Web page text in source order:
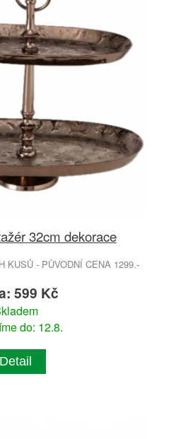
32cm dekorace
KUSŮ - PŮVODNÍ CENA 1299.-
599 Kč
do: 12.8.
Detail